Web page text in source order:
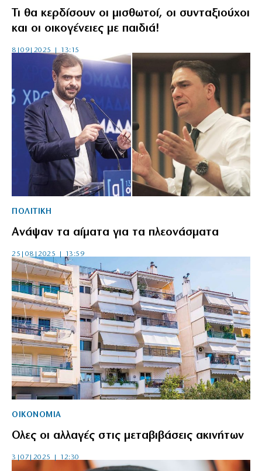
Τι θα κερδίσουν οι μισθωτοί, οι συνταξιούχοι
και οι οικογένειες με παιδιά!
8|09|2025 | 13:15
ΠΟΛΙΤΙΚΗ
Ανάψαν τα αίματα για τα πλεονάσματα
25|08|2025 | 13:59
ΟΙΚΟΝΟΜΙΑ
Ολες οι αλλαγές στις μεταβιβάσεις ακινήτων
3|07|2025 | 12:30